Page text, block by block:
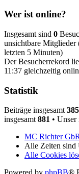
Wer ist online?
Insgesamt sind 0
unsichtbare Mitglieder
letzten 5 Minuten)
Der Besucherrekord
11:37 gleichzeitig
Statistik
Beiträge insgesamt
insgesamt 881 •
MC Richter
Alle Zeiten sind
Alle Cookies